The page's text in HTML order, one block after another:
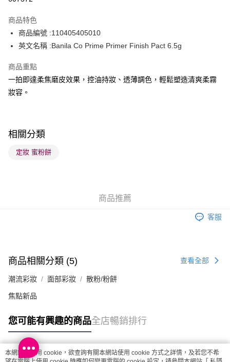
PayMe
WeChat Pay
BoC Pay
送貨方式
每筆HK$65.00，滿HK$300.00或以上免運費
每筆HK$65.00，滿HK$300.00或以上免運費
(香港門市) 只顯示可選門市。確認發貨後2-5個工作天到店，3天內
(澳門門市) 只顯示可選門市。確認發貨後2-5個工作天到店，3天內
取。逾期會取消訂單，並不會安排重寄
每筆HK$20.00，滿HK$100.00或以上免運費
商品特色
商品編號 :110405405010
英文名稱 :Banila Co Prime Primer Finish Pact 6.5g
商品重點
一拍即達柔焦磨皮效果，控油持妝、透薄調色，輕鬆塑造清爽柔霧
妝容。
相關分類
定妝 蜜粉餅
商品推薦
客服
商品相關分類 (5) 查看全部
潮流彩妝 面部彩妝 散粉/粉餅
焦點新品
您可能有興趣的商品全店暢銷排行
本網站中使用 cookie，欲查詢有關本網站使用 cookie 方式之詳情，及若您不希